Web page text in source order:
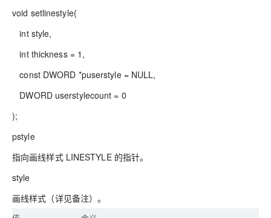
void setlinestyle(
int style,
int thickness = 1,
const DWORD *puserstyle = NULL,
DWORD userstylecount = 0
);
pstyle
指向画线样式 LINESTYLE 的指针。
style
画线样式（详见备注）。